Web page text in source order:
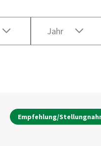
Jahr
Empfehlung/